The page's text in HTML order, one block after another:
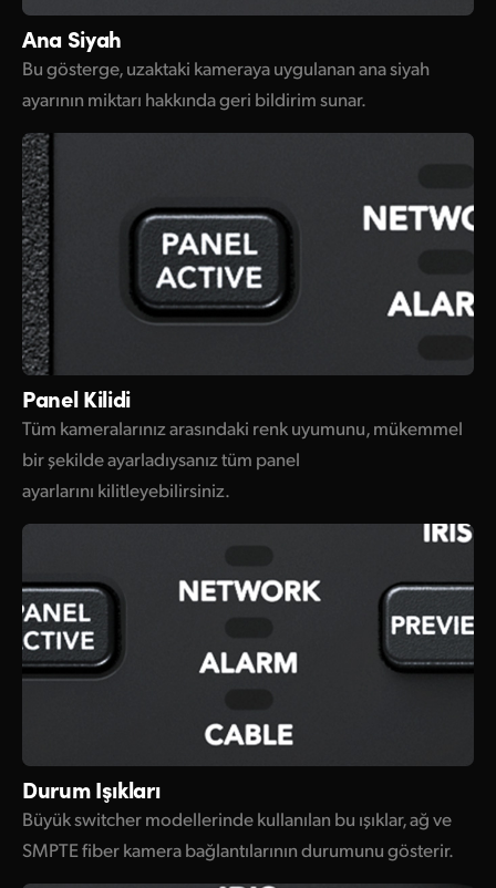
Ana Siyah
Bu gösterge, uzaktaki kameraya uygulanan ana siyah
ayarının miktarı hakkında geri bildirim sunar.
Panel Kilidi
Tüm kameralarınız arasındaki renk uyumunu, mükemmel
bir şekilde ayarladıysanız tüm panel
ayarlarını kilitleyebilirsiniz.
Durum Işıkları
Büyük switcher modellerinde kullanılan bu ışıklar, ağ ve
SMPTE fiber kamera bağlantılarının durumunu gösterir.